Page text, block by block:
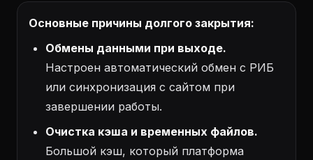
Основные причины долгого закрытия:
Обмены данными при выходе.
Настроен автоматический обмен с РИБ
или синхронизация с сайтом при
завершении работы.
Очистка кэша и временных файлов.
Большой кэш, который платформа